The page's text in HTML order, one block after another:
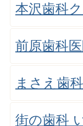
本沢歯科
前原歯科
まさえ歯
街の歯科